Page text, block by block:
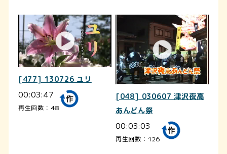
[477] 130726 ユリ
00:03:47
再生回数：48
[048] 030607 津沢夜高
あんどん祭
00:03:03
再生回数：126